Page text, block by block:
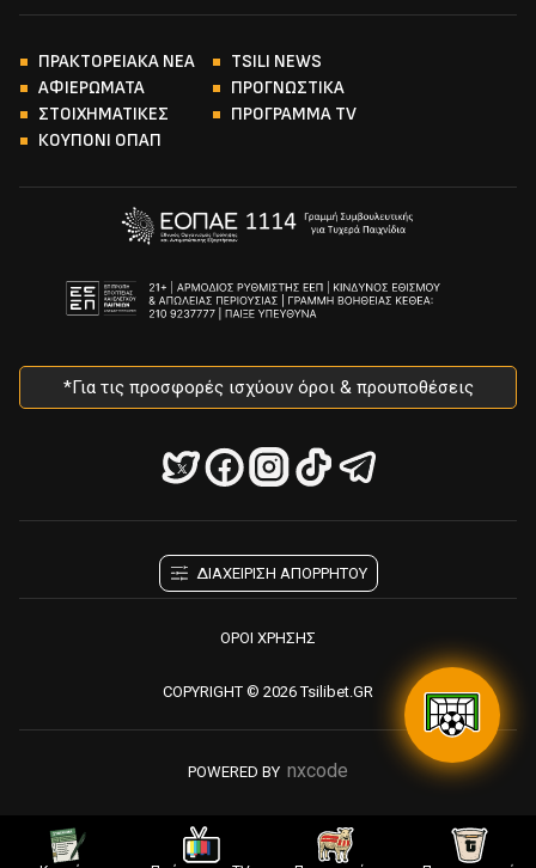
ΠΡΑΚΤΟΡΕΙΑΚΑ ΝΕΑ
TSILI NEWS
ΑΦΙΕΡΩΜΑΤΑ
ΠΡΟΓΝΩΣΤΙΚΑ
ΣΤΟΙΧΗΜΑΤΙΚΕΣ
ΠΡΟΓΡΑΜΜΑ TV
ΚΟΥΠΟΝΙ ΟΠΑΠ
*Για τις προσφορές ισχύουν όροι & προυποθέσεις
ΔΙΑΧΕΙΡΙΣΗ ΑΠΟΡΡΗΤΟΥ
ΟΡΟΙ ΧΡΗΣΗΣ
POWERED BY nxcode
COPYRIGHT © 2026 Tsilibet.GR